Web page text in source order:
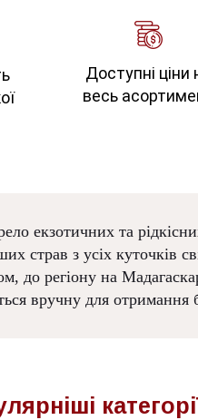
Доступні ціни
весь
екзотичних та
страв з усіх куточків
до регіону на
вручну для отримання